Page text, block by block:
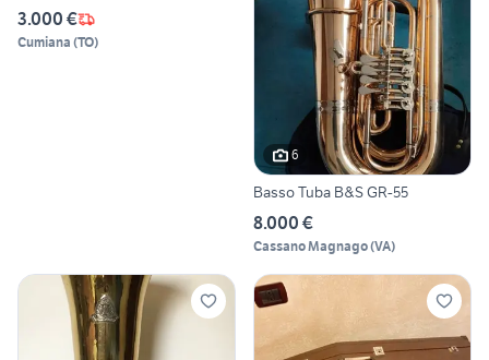
3.000 €
Cumiana (TO)
6
Basso Tuba B&S GR-55
8.000 €
Cassano Magnago(VA)